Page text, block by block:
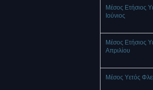
Μέσος Ετήσιος
Ιούνιος
Μέσος Ετήσιος
Απριλίου
Μέσος Υετός